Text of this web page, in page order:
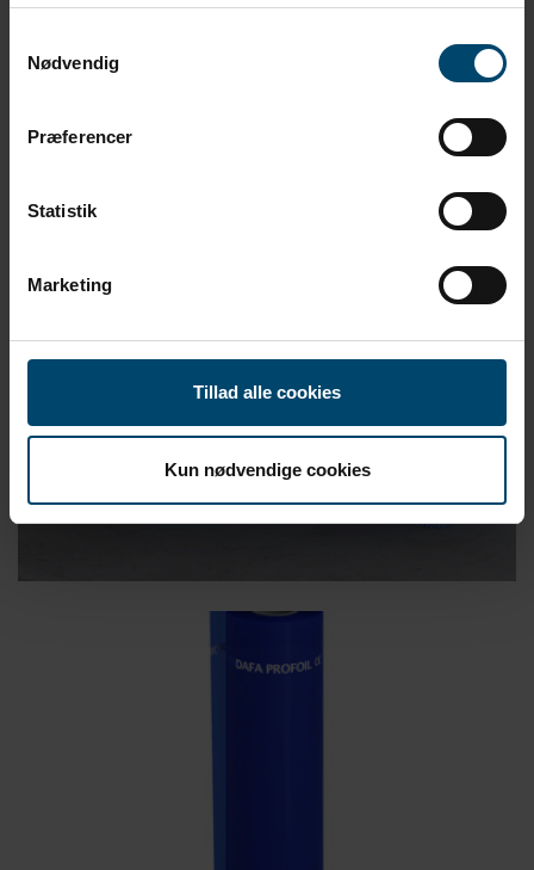
Nødvendig
Præferencer
Statistik
Marketing
Tillad alle cookies
Kun nødvendige cookies